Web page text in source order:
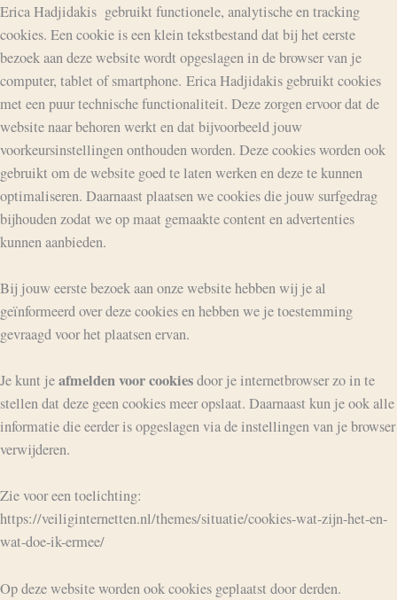
Erica Hadjidakis gebruikt functionele, analytische en tracking
cookies. Een cookie is een klein tekstbestand dat bij het eerste
bezoek aan deze website wordt opgeslagen in de browser van je
computer, tablet of smartphone. Erica Hadjidakis gebruikt cookies
met een puur technische functionaliteit. Deze zorgen ervoor dat de
website naar behoren werkt en dat bijvoorbeeld jouw
voorkeursinstellingen onthouden worden. Deze cookies worden ook
gebruikt om de website goed te laten werken en deze te kunnen
optimaliseren. Daarnaast plaatsen we cookies die jouw surfgedrag
bijhouden zodat we op maat gemaakte content en advertenties
kunnen aanbieden.
Bij jouw eerste bezoek aan onze website hebben wij je al
geïnformeerd over deze cookies en hebben we je toestemming
gevraagd voor het plaatsen ervan.
Je kunt jeafmelden voor cookiesdoor je internetbrowser zo in te
stellen dat deze geen cookies meer opslaat. Daarnaast kun je ook alle
informatie die eerder is opgeslagen via de instellingen van je browser
verwijderen.
Zie voor een toelichting:
https://veiliginternetten.nl/themes/situatie/cookies-wat-zijn-het-en-
wat-doe-ik-ermee/
Op deze website worden ook cookies geplaatst door derden.